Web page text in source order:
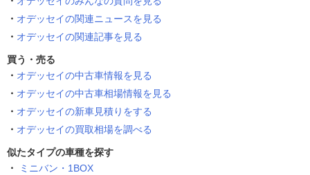
オデッセイの関連ニュースを見る
オデッセイの関連記事を見る
買う・売る
オデッセイの中古車情報を見る
オデッセイの中古車相場情報を見る
オデッセイの新車見積りをする
オデッセイの買取相場を調べる
似たタイプの車種を探す
ミニバン・1BOX